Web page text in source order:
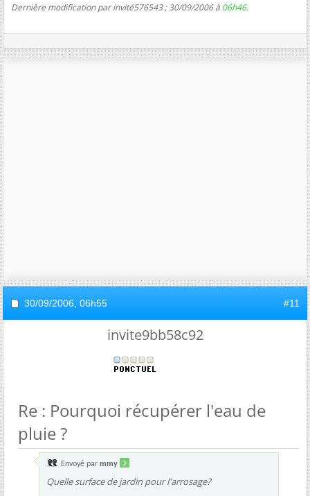
Dernière modification par invité576543 ; 30/09/2006 à 06h46.
30/09/2006, 06h55 #11
invite9bb58c92
Re : Pourquoi récupérer l'eau de
pluie ?
Envoyé par mmy
Quelle surface de jardin pour l'arrosage?